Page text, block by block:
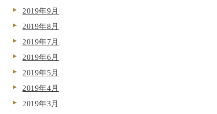
2019年9月
2019年8月
2019年7月
2019年6月
2019年5月
2019年4月
2019年3月